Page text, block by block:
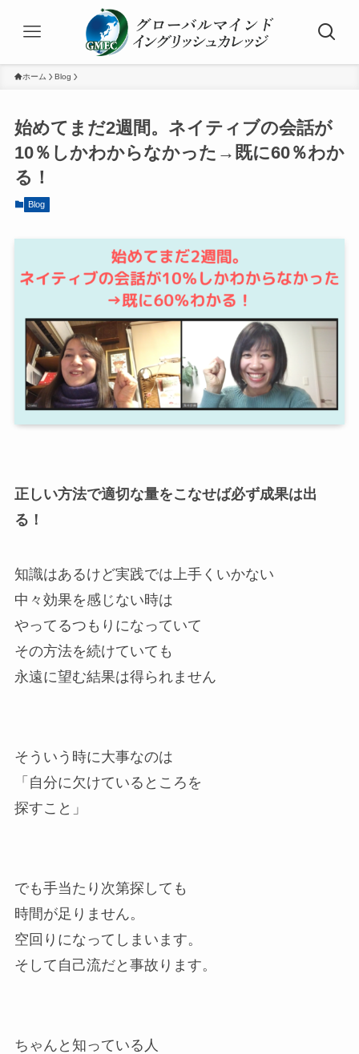
ホーム Blog
始めてまだ2週間。ネイティブの会話が
10％しかわからなかった→既に60％わか
る！
Blog
正しい方法で適切な量をこなせば必ず成果は出
る！
知識はあるけど実践では上手くいかない
中々効果を感じない時は
やってるつもりになっていて
その方法を続けていても
永遠に望む結果は得られません
そういう時に大事なのは
「自分に欠けているところを
探すこと」
でも手当たり次第探しても
時間が足りません。
空回りになってしまいます。
そして自己流だと事故ります。
ちゃんと知っている人